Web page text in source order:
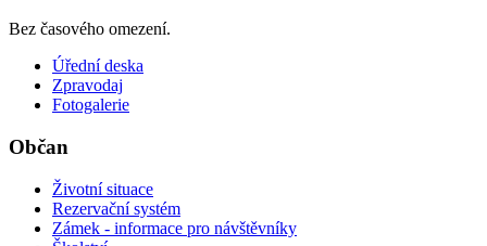
Bez časového omezení.
Úřední deska
Zpravodaj
Fotogalerie
Občan
Životní situace
Rezervační systém
Zámek - informace pro návštěvníky